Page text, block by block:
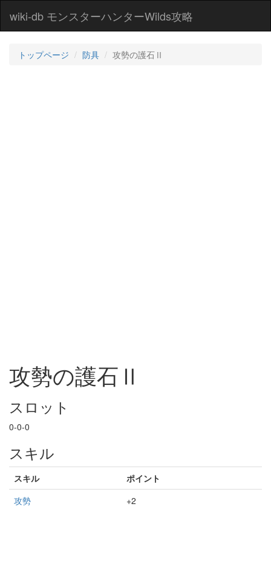
wiki-db モンスターハンターWilds攻略
トップページ 防具 攻勢の護石Ⅱ
攻勢の護石Ⅱ
スロット
0-0-0
スキル
スキル
ポイント
攻勢
+2